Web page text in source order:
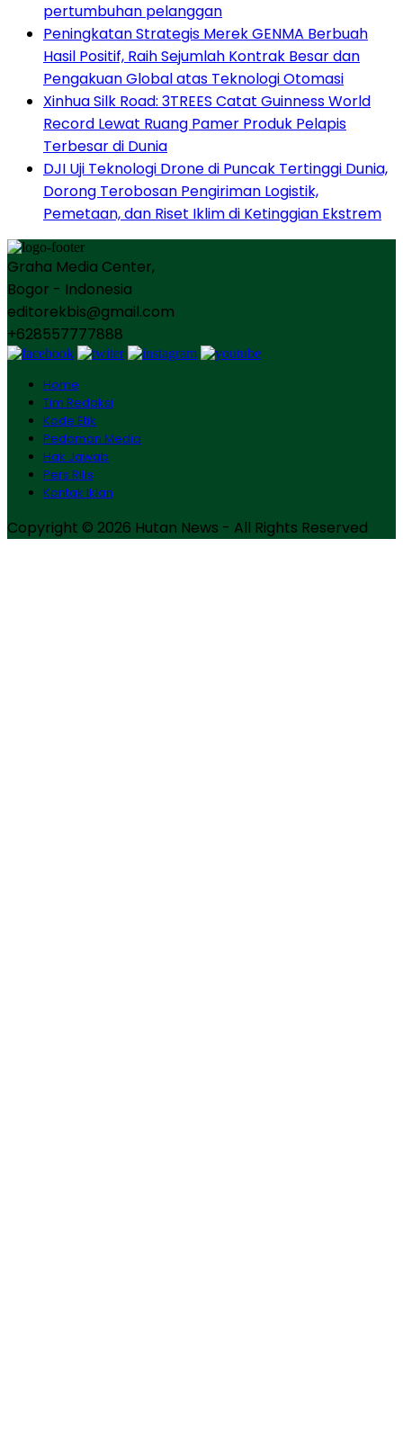
pertumbuhan pelanggan
Peningkatan Strategis Merek GENMA Berbuah
Hasil Positif, Raih Sejumlah Kontrak Besar dan
Pengakuan Global atas Teknologi Otomasi
Xinhua Silk Road: 3TREES Catat Guinness World
Record Lewat Ruang Pamer Produk Pelapis
Terbesar di Dunia
DJI Uji Teknologi Drone di Puncak Tertinggi Dunia,
Dorong Terobosan Pengiriman Logistik,
Pemetaan, dan Riset Iklim di Ketinggian Ekstrem
Graha Media Center,
Bogor - Indonesia
editorekbis@gmail.com
+628557777888
Home
Tim Redaksi
Kode Etik
Pedoman Media
Hak Jawab
Pers Rilis
Kontak Iklan
Copyright © 2026 Hutan News - All Rights Reserved